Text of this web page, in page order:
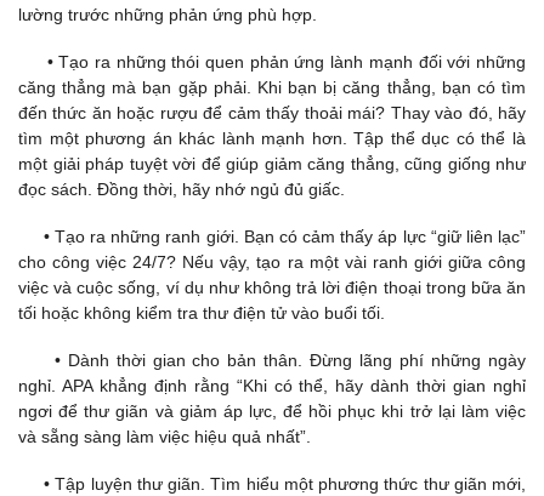
lường trước những phản ứng phù hợp.
• Tạo ra những thói quen phản ứng lành mạnh đối với những
căng thẳng mà bạn gặp phải. Khi bạn bị căng thẳng, bạn có tìm
đến thức ăn hoặc rượu để cảm thấy thoải mái? Thay vào đó, hãy
tìm một phương án khác lành mạnh hơn. Tập thể dục có thể là
một giải pháp tuyệt vời để giúp giảm căng thẳng, cũng giống như
đọc sách. Đồng thời, hãy nhớ ngủ đủ giấc.
• Tạo ra những ranh giới. Bạn có cảm thấy áp lực “giữ liên lạc”
cho công việc 24/7? Nếu vậy, tạo ra một vài ranh giới giữa công
việc và cuộc sống, ví dụ như không trả lời điện thoại trong bữa ăn
tối hoặc không kiểm tra thư điện tử vào buổi tối.
• Dành thời gian cho bản thân. Đừng lãng phí những ngày
nghỉ. APA khẳng định rằng “Khi có thể, hãy dành thời gian nghỉ
ngơi để thư giãn và giảm áp lực, để hồi phục khi trở lại làm việc
và sẵng sàng làm việc hiệu quả nhất”.
• Tập luyện thư giãn. Tìm hiểu một phương thức thư giãn mới,